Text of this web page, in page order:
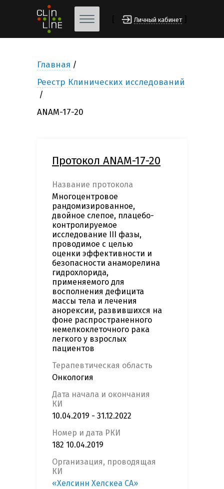
Личный кабинет
Главная
Реестр Клинических исследований
ANAM-17-20
Протокол ANAM-17-20
Название протокола
Многоцентровое
рандомизированное,
двойное слепое, плацебо-
контролируемое
исследование III фазы,
проводимое с целью
оценки эффективности и
безопасности анаморелина
гидрохлорида,
применяемого для
восполнения дефицита
массы тела и лечения
анорексии, развившихся на
фоне распространенного
немелкоклеточного рака
легкого у взрослых
пациентов
Терапевтическая область
Онкология
Дата начала и окончания
КИ
10.04.2019 - 31.12.2022
Номер и дата РКИ
182 10.04.2019
Организация, проводящая
КИ
«Хелсинн Хелскеа СА»